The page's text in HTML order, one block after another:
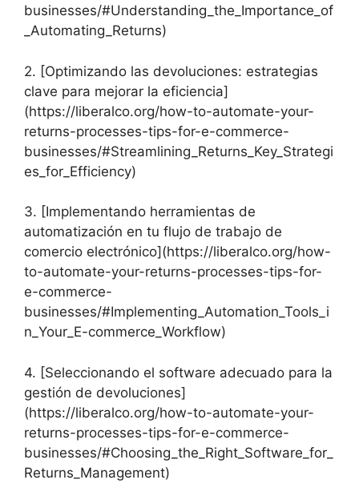
businesses/#Understanding_the_Importance_of
_Automating_Returns)
2. [Optimizando las devoluciones: estrategias
clave para mejorar la eficiencia]
(https://liberalco.org/how-to-automate-your-
returns-processes-tips-for-e-commerce-
businesses/#Streamlining_Returns_Key_Strategi
es_for_Efficiency)
3. [Implementando herramientas de
automatización en tu flujo de trabajo de
comercio electrónico](https://liberalco.org/how-
to-automate-your-returns-processes-tips-for-
e-commerce-
businesses/#Implementing_Automation_Tools_i
n_Your_E-commerce_Workflow)
4. [Seleccionando el software adecuado para la
gestión de devoluciones]
(https://liberalco.org/how-to-automate-your-
returns-processes-tips-for-e-commerce-
businesses/#Choosing_the_Right_Software_for_
Returns_Management)